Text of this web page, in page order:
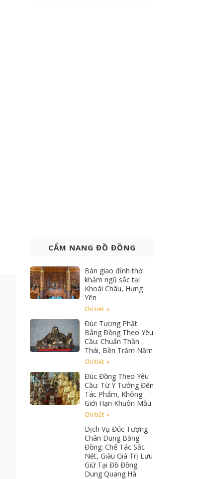
CẨM NANG ĐỒ ĐỒNG
Bàn giao đỉnh thờ
khảm ngũ sắc tại
Khoái Châu, Hưng
Yên
Chi tiết »
Đúc Tượng Phật
Bằng Đồng Theo Yêu
Cầu: Chuẩn Thần
Thái, Bền Trăm Năm
Chi tiết »
Đúc Đồng Theo Yêu
Cầu: Từ Ý Tưởng Đến
Tác Phẩm, Không
Giới Hạn Khuôn Mẫu
Chi tiết »
Dịch Vụ Đúc Tượng
Chân Dung Bằng
Đồng: Chế Tác Sắc
Nét, Giàu Giá Trị Lưu
Giữ Tại Đồ Đồng
Dung Quang Hà